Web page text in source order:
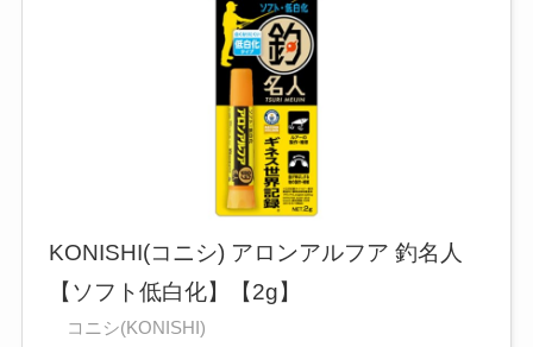
KONISHI(コニシ) アロンアルフア 釣名人
【ソフト低白化】【2g】
コニシ(KONISHI)